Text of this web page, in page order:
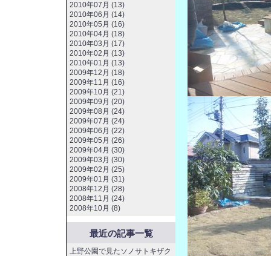
2010年07月 (13)
2010年06月 (14)
2010年05月 (16)
2010年04月 (18)
2010年03月 (17)
2010年02月 (13)
2010年01月 (13)
2009年12月 (18)
2009年11月 (16)
2009年10月 (21)
2009年09月 (20)
2009年08月 (24)
2009年07月 (24)
2009年06月 (22)
2009年05月 (26)
2009年04月 (30)
2009年03月 (30)
2009年02月 (25)
2009年01月 (31)
2008年12月 (28)
2008年11月 (24)
2008年10月 (8)
最近の記事一覧
上野公園で見たソノサトキザク